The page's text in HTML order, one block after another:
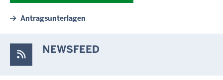
Antragsunterlagen
NEWSFEED